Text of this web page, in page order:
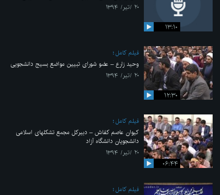
۱۳:۱۰
۲۰ /تیر/ ۱۳۹۴
۱۲:۳۰
فیلم کامل
وحید زارع – عضو شورای تبیین مواضع بسیج دانشجویی
۲۰ /تیر/ ۱۳۹۴
۰۶:۴۴
فیلم کامل
کیوان عاصم کفاش – دبیرکل مجمع تشکلهای اسلامی
دانشجویان دانشگاه آزاد
۲۰ /تیر/ ۱۳۹۴
فیلم کامل